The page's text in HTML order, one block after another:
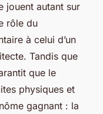
jouent autant sur
rôle du
à celui d’un
Tandis que
que le
physiques et
gagnant : la